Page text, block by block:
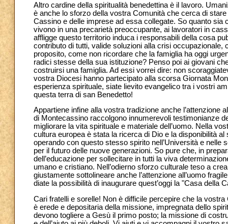
Altro cardine della spiritualità benedettina è il lavoro.
è anche lo sforzo della vostra Comunità che cerca di
Cassino e delle imprese ad essa collegate. So quanto
vivono in una precarietà preoccupante, ai lavoratori in
affligge questo territorio induca i responsabili della cosa
contributo di tutti, valide soluzioni alla crisi
proposito, come non ricordare che la famiglia ha oggi
radici stesse della sua istituzione? Penso poi ai giovani
costruirsi una famiglia. Ad essi vorrei dire: non
vostra Diocesi hanno partecipato alla scorsa Giornata
esperienza spirituale, siate lievito evangelico tra i vostri
questa terra di san Benedetto!
Appartiene infine alla vostra tradizione anche l’attenzione
di Montecassino raccolgono innumerevoli testimonianze
migliorare la vita spirituale e materiale dell’uomo. Nella
cultura europea è stata la ricerca di Dio e la disponibilità
operando con questo stesso spirito nell’Università e
per il futuro delle nuove generazioni. So pure che, in
dell’educazione per sollecitare in tutti la viva
umano e cristiano. Nell’odierno sforzo culturale teso a
giustamente sottolineare anche l’attenzione all’uomo
diate la possibilità di inaugurare quest’oggi la "Casa della
Cari fratelli e sorelle! Non è difficile percepire che la
è erede e depositaria della missione, impregnata dello
devono togliere a Gesù il primo posto; la missione di